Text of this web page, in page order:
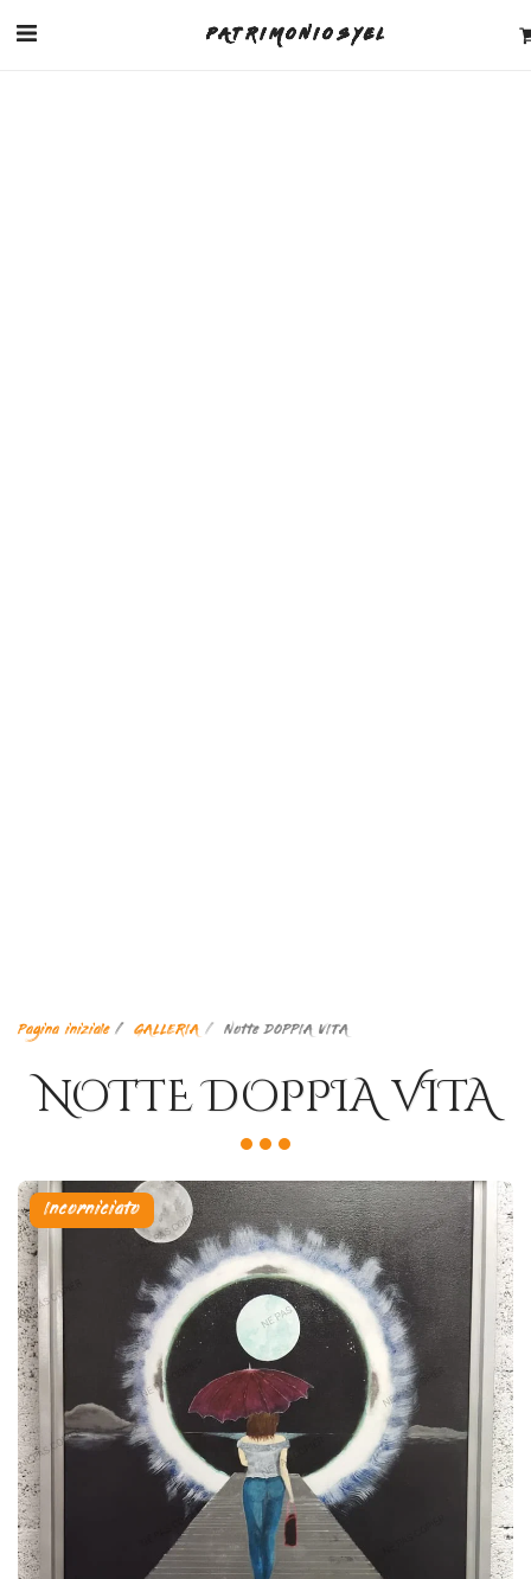
PATRIMONIO SYEL
Pagina iniziale GALLERIA Notte DOPPIA VITA
NOTTE DOPPIA VITA
Incorniciato